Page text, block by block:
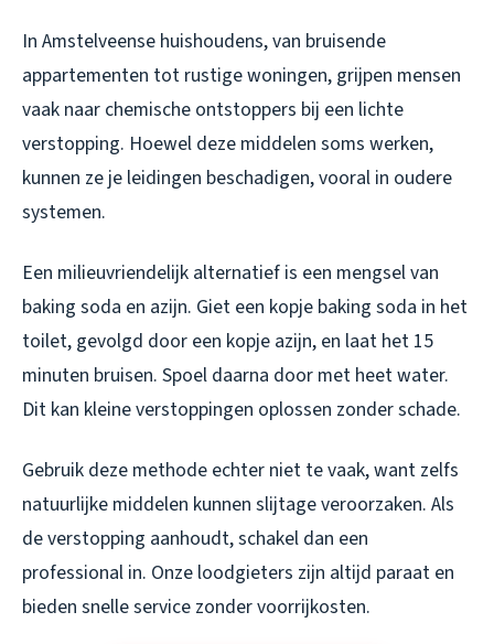
In Amstelveense huishoudens, van bruisende
appartementen tot rustige woningen, grijpen mensen
vaak naar chemische ontstoppers bij een lichte
verstopping. Hoewel deze middelen soms werken,
kunnen ze je leidingen beschadigen, vooral in oudere
systemen.
Een milieuvriendelijk alternatief is een mengsel van
baking soda en azijn. Giet een kopje baking soda in het
toilet, gevolgd door een kopje azijn, en laat het 15
minuten bruisen. Spoel daarna door met heet water.
Dit kan kleine verstoppingen oplossen zonder schade.
Gebruik deze methode echter niet te vaak, want zelfs
natuurlijke middelen kunnen slijtage veroorzaken. Als
de verstopping aanhoudt, schakel dan een
professional in. Onze loodgieters zijn altijd paraat en
bieden snelle service zonder voorrijkosten.